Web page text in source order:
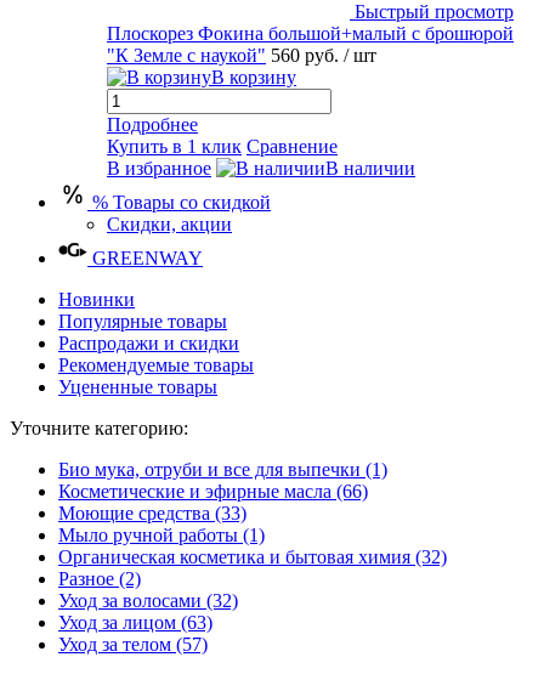
Быстрый просмотр
Плоскорез Фокина большой+малый с брошюрой
"К Земле с наукой" 560 руб. / шт
В корзину
Подробнее
Купить в 1 клик Сравнение
В избранное
В наличии
% Товары со скидкой
Скидки, акции
GREENWAY
Новинки
Популярные товары
Распродажи и скидки
Рекомендуемые товары
Уцененные товары
Уточните категорию:
Био мука, отруби и все для выпечки (1)
Косметические и эфирные масла (66)
Моющие средства (33)
Мыло ручной работы (1)
Органическая косметика и бытовая химия (32)
Разное (2)
Уход за волосами (32)
Уход за лицом (63)
Уход за телом (57)